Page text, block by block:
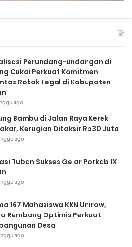
Perundang-undangan di
Cukai Perkuat Komitmen
Rokok Ilegal di Kabupaten
ago
Bambu di Jalan Raya Kerek
Kerugian Ditaksir Rp30 Juta
ago
Tuban Sukses Gelar Porkab IX
ago
167 Mahasiswa KKN Unirow,
Rembang Optimis Perkuat
Desa
ago